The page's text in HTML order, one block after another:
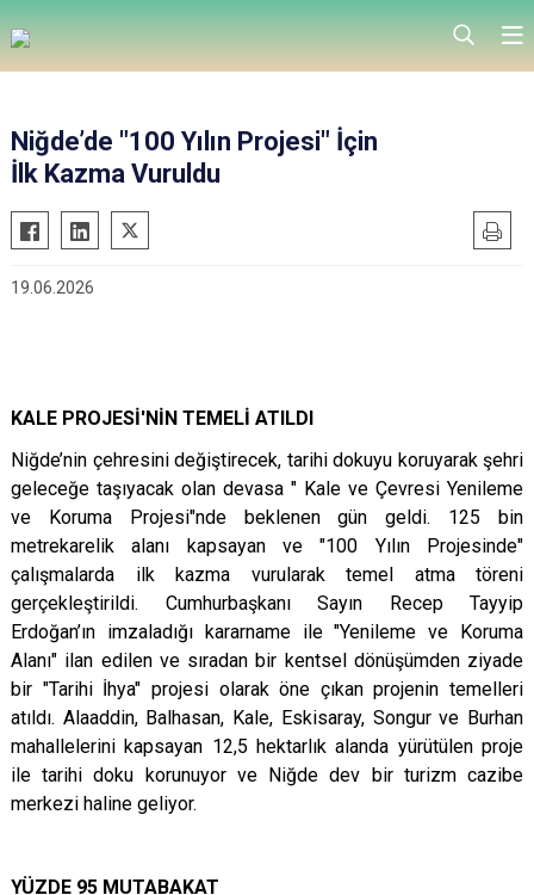
Niğde’de "100 Yılın Projesi" İçin
İlk Kazma Vuruldu
19.06.2026
KALE PROJESİ'NİN TEMELİ ATILDI
Niğde’nin çehresini değiştirecek, tarihi dokuyu koruyarak şehri
geleceğe taşıyacak olan devasa " Kale ve Çevresi Yenileme
ve Koruma Projesi"nde beklenen gün geldi. 125 bin
metrekarelik alanı kapsayan ve "100 Yılın Projesinde"
çalışmalarda ilk kazma vurularak temel atma töreni
gerçekleştirildi. Cumhurbaşkanı Sayın Recep Tayyip
Erdoğan’ın imzaladığı kararname ile "Yenileme ve Koruma
Alanı" ilan edilen ve sıradan bir kentsel dönüşümden ziyade
bir "Tarihi İhya" projesi olarak öne çıkan projenin temelleri
atıldı. Alaaddin, Balhasan, Kale, Eskisaray, Songur ve Burhan
mahallelerini kapsayan 12,5 hektarlık alanda yürütülen proje
ile tarihi doku korunuyor ve Niğde dev bir turizm cazibe
merkezi haline geliyor.
YÜZDE 95 MUTABAKAT